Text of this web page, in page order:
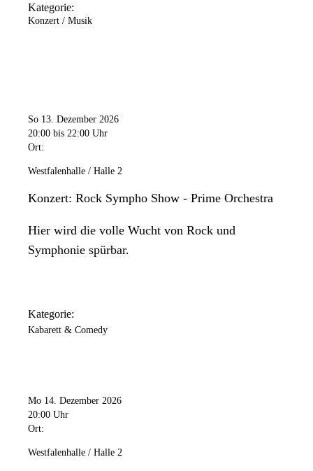
Kategorie:
Konzert / Musik
So 13. Dezember 2026
20:00 bis 22:00 Uhr
Ort:
Westfalenhalle / Halle 2
Konzert: Rock Sympho Show - Prime Orchestra
Hier wird die volle Wucht von Rock und
Symphonie spürbar.
Kategorie:
Kabarett & Comedy
Mo 14. Dezember 2026
20:00 Uhr
Ort:
Westfalenhalle / Halle 2